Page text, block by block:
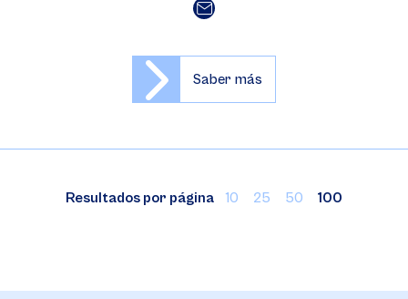
Saber más
Resultados por página 10 25 50 100